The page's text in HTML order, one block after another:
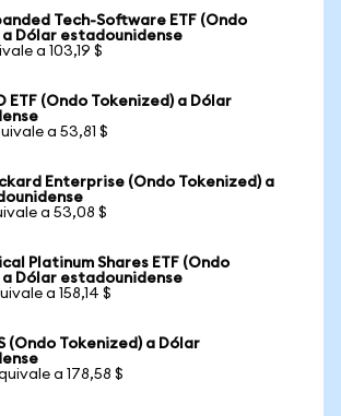
Tech-Software ETF (Ondo
a Dólar estadounidense
a 103,19 $
ETF (Ondo Tokenized) a Dólar
a 53,81 $
Enterprise (Ondo Tokenized) a
a 53,08 $
Platinum Shares ETF (Ondo
a Dólar estadounidense
a 158,14 $
(Ondo Tokenized) a Dólar
a 178,58 $